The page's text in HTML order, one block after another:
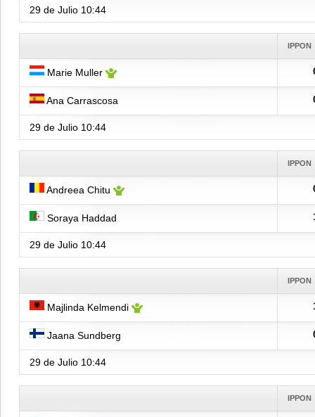
29 de Julio 10:44
IPPON
Marie Muller
Ana Carrascosa
29 de Julio 10:44
IPPON
Andreea Chitu
Soraya Haddad
29 de Julio 10:44
IPPON
Majlinda Kelmendi
Jaana Sundberg
29 de Julio 10:44
IPPON